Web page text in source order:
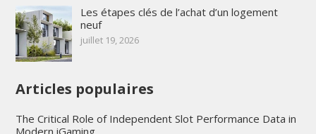
Les étapes clés de l’achat d’un logement
neuf
juillet 19, 2026
Articles populaires
The Critical Role of Independent Slot Performance Data in